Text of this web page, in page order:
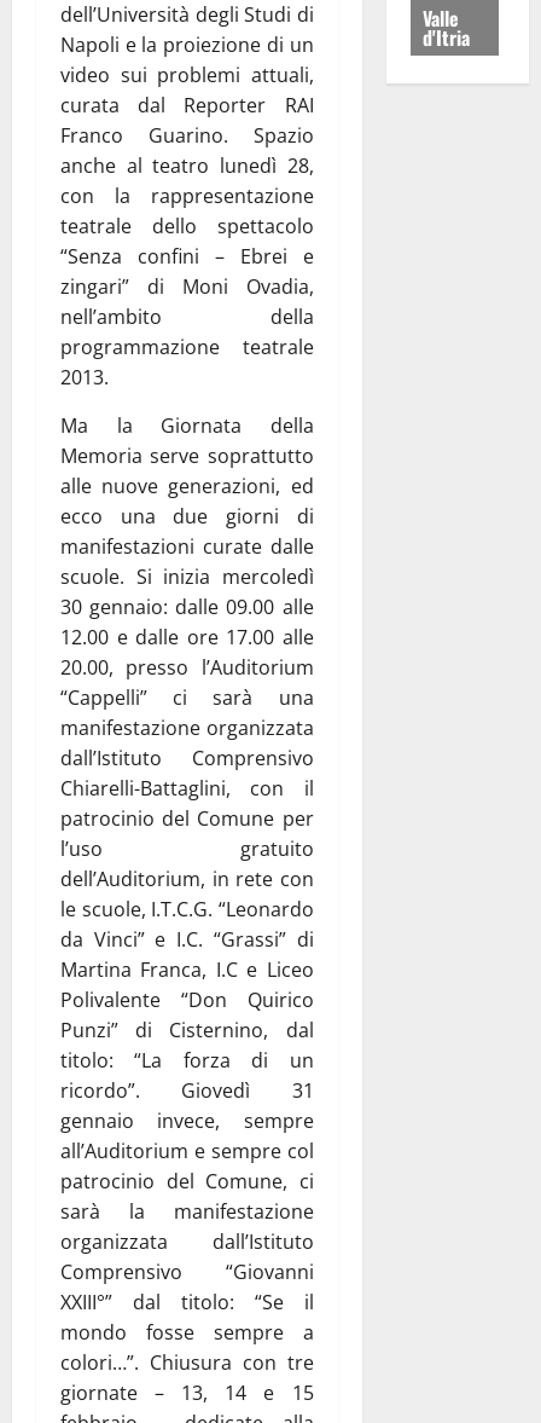
dell’Università degli Studi di
Napoli e la proiezione di un
video sui problemi attuali,
curata dal Reporter RAI
Franco Guarino. Spazio
anche al teatro lunedì 28,
con la rappresentazione
teatrale dello spettacolo
“Senza confini – Ebrei e
zingari” di Moni Ovadia,
nell’ambito della
programmazione teatrale
2013.
Ma la Giornata della
Memoria serve soprattutto
alle nuove generazioni, ed
ecco una due giorni di
manifestazioni curate dalle
scuole. Si inizia mercoledì
30 gennaio: dalle 09.00 alle
12.00 e dalle ore 17.00 alle
20.00, presso l’Auditorium
“Cappelli” ci sarà una
manifestazione organizzata
dall’Istituto Comprensivo
Chiarelli-Battaglini, con il
patrocinio del Comune per
l’uso gratuito
dell’Auditorium, in rete con
le scuole, I.T.C.G. “Leonardo
da Vinci” e I.C. “Grassi” di
Martina Franca, I.C e Liceo
Polivalente “Don Quirico
Punzi” di Cisternino, dal
titolo: “La forza di un
ricordo”. Giovedì 31
gennaio invece, sempre
all’Auditorium e sempre col
patrocinio del Comune, ci
sarà la manifestazione
organizzata dall’Istituto
Comprensivo “Giovanni
XXIII°” dal titolo: “Se il
mondo fosse sempre a
colori…”. Chiusura con tre
giornate – 13, 14 e 15
Valle
d'Itria